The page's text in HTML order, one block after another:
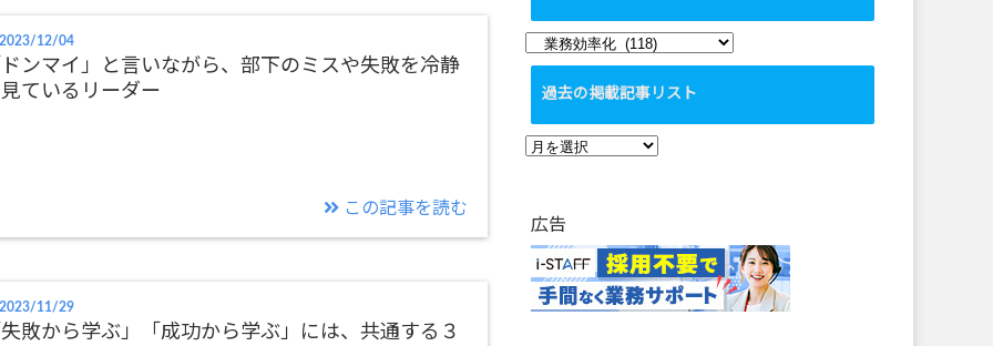
12/04
ンマイ」と言いながら、部下のミスや失敗を冷静
ているリーダー
この記事を読む
11/29
敗から学ぶ」「成功から学ぶ」には、共通する３
テ
リ
ー
過去の掲載記事リスト
過
掲
載
記
事
広告